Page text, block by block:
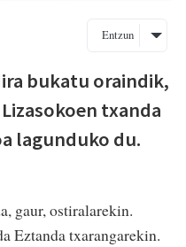
Entzun
bukatu oraindik,
txanda
lagunduko du.
gaur, ostiralarekin.
Eztanda txarangarekin.